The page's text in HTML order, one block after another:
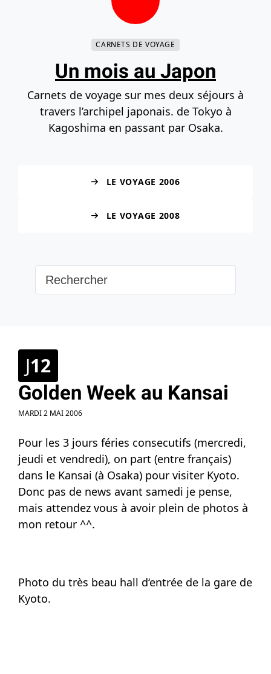
Navigation principale
Accéder au bas de la page
CARNETS DE VOYAGE
Un mois au Japon
Carnets de voyage sur mes deux séjours à
travers l’archipel japonais. de Tokyo à
Kagoshima en passant par Osaka.
LE VOYAGE 2006
LE VOYAGE 2008
J12
Golden Week au Kansai
MARDI 2 MAI 2006
Pour les 3 jours féries consecutifs (mercredi,
jeudi et vendredi), on part (entre français)
dans le Kansai (à Osaka) pour visiter Kyoto.
Donc pas de news avant samedi je pense,
mais attendez vous à avoir plein de photos à
mon retour ^^.
Photo du très beau hall d‘entrée de la gare de
Kyoto.